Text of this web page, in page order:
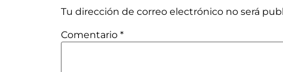
Tu dirección de correo electrónico no será
Comentario *